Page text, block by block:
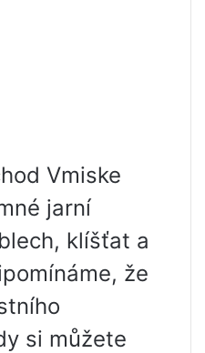
Vmiske
jarní
klíšťat a
že
si můžete